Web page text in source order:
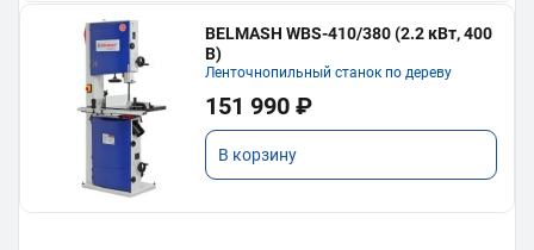
BELMASH WBS-410/380 (2.2 кВт, 400
В)
Ленточнопильный станок по дереву
151 990 ₽
В корзину